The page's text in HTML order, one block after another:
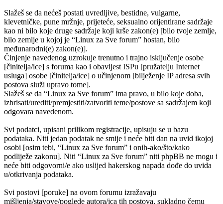
Slažeš se da nećeš postati uvredljive, bestidne, vulgarne,
klevetničke, pune mržnje, prijeteće, seksualno orijentirane sadržaje
kao ni bilo koje druge sadržaje koji krše zakon(e) [bilo tvoje zemlje,
bilo zemlje u kojoj je “Linux za Sve forum” hostan, bilo
međunarodni(e) zakon(e)].
Činjenje navedenog uzrokuje trenutno i trajno isključenje osobe
[činitelja/ice] s foruma kao i obavijest ISPu [pružatelju Internet
usluga] osobe [činitelja/ice] o učinjenom [bilježenje IP adresa svih
postova služi upravo tome].
Slažeš se da “Linux za Sve forum” ima pravo, u bilo koje doba,
izbrisati/urediti/premjestiti/zatvoriti teme/postove sa sadržajem koji
odgovara navedenom.
Svi podatci, upisani prilikom registracije, upisuju se u bazu
podataka. Niti jedan podatak ne smije i neće biti dan na uvid ikojoj
osobi [osim tebi, “Linux za Sve forum” i onih-ako/što/kako
podliježe zakonu]. Niti “Linux za Sve forum” niti phpBB ne mogu i
neće biti odgovorni/e ako uslijed hakerskog napada dođe do uvida
u/otkrivanja podataka.
Svi postovi [poruke] na ovom forumu izražavaju
mišljenja/stavove/poglede autora/ica tih postova, sukladno čemu